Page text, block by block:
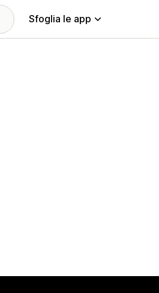
Sfoglia le app